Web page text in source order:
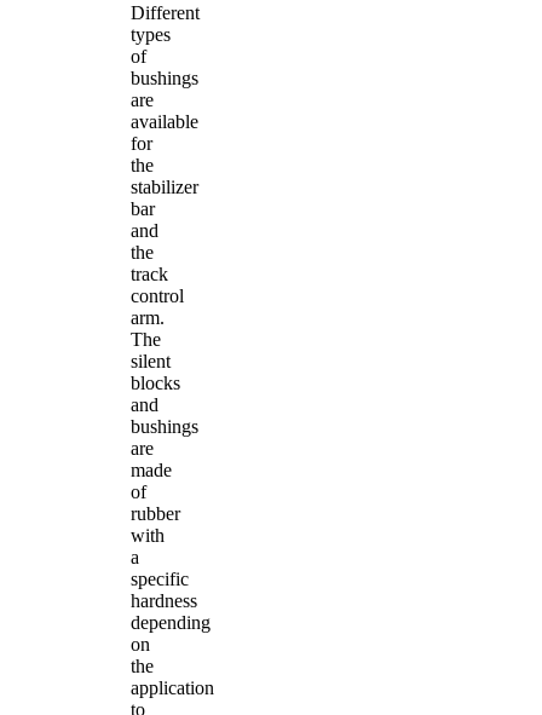
Different
types
of
bushings
are
available
for
the
stabilizer
bar
and
the
track
control
arm.
The
silent
blocks
and
bushings
are
made
of
rubber
with
a
specific
hardness
depending
on
the
application
to